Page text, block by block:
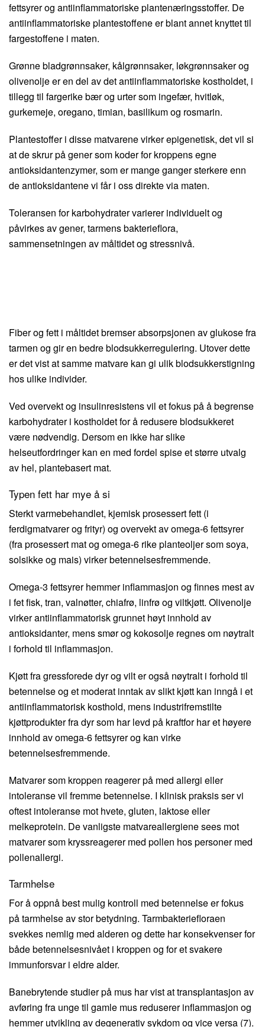
fettsyrer og antiinflammatoriske plantenæringsstoffer. De
antiinflammatoriske plantestoffene er blant annet knyttet til
fargestoffene i maten.
Grønne bladgrønnsaker, kålgrønnsaker, løkgrønnsaker og
olivenolje er en del av det antiinflammatoriske kostholdet, i
tillegg til fargerike bær og urter som ingefær, hvitløk,
gurkemeje, oregano, timian, basilikum og rosmarin.
Plantestoffer i disse matvarene virker epigenetisk, det vil si
at de skrur på gener som koder for kroppens egne
antioksidantenzymer, som er mange ganger sterkere enn
de antioksidantene vi får i oss direkte via maten.
Toleransen for karbohydrater varierer individuelt og
påvirkes av gener, tarmens bakterieflora,
sammensetningen av måltidet og stressnivå.
Fiber og fett i måltidet bremser absorpsjonen av glukose fra
tarmen og gir en bedre blodsukkerregulering. Utover dette
er det vist at samme matvare kan gi ulik blodsukkerstigning
hos ulike individer.
Ved overvekt og insulinresistens vil et fokus på å begrense
karbohydrater i kostholdet for å redusere blodsukkeret
være nødvendig. Dersom en ikke har slike
helseutfordringer kan en med fordel spise et større utvalg
av hel, plantebasert mat.
Typen fett har mye å si
Sterkt varmebehandlet, kjemisk prosessert fett (i
ferdigmatvarer og frityr) og overvekt av omega-6 fettsyrer
(fra prosessert mat og omega-6 rike planteoljer som soya,
solsikke og mais) virker betennelsesfremmende.
Omega-3 fettsyrer hemmer inflammasjon og finnes mest av
i fet fisk, tran, valnøtter, chiafrø, linfrø og viltkjøtt. Olivenolje
virker antiinflammatorisk grunnet høyt innhold av
antioksidanter, mens smør og kokosolje regnes om nøytralt
i forhold til inflammasjon.
Kjøtt fra gressforede dyr og vilt er også nøytralt i forhold til
betennelse og et moderat inntak av slikt kjøtt kan inngå i et
antiinflammatorisk kosthold, mens industrifremstilte
kjøttprodukter fra dyr som har levd på kraftfor har et høyere
innhold av omega-6 fettsyrer og kan virke
betennelsesfremmende.
Matvarer som kroppen reagerer på med allergi eller
intoleranse vil fremme betennelse. I klinisk praksis ser vi
oftest intoleranse mot hvete, gluten, laktose eller
melkeprotein. De vanligste matvareallergiene sees mot
matvarer som kryssreagerer med pollen hos personer med
pollenallergi.
Tarmhelse
For å oppnå best mulig kontroll med betennelse er fokus
på tarmhelse av stor betydning. Tarmbakteriefloraen
svekkes nemlig med alderen og dette har konsekvenser for
både betennelsesnivået i kroppen og for et svakere
immunforsvar i eldre alder.
Banebrytende studier på mus har vist at transplantasjon av
avføring fra unge til gamle mus reduserer inflammasjon og
hemmer utvikling av degenerativ sykdom og vice versa (7).